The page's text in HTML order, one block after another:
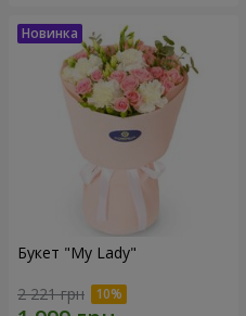
Букет "My Lady"
2 221 грн